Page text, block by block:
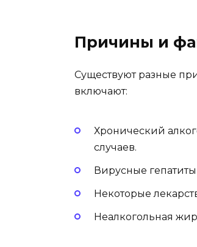
Причины и
Существуют разные
включают:
Хронический
случаев.
Вирусные
Некоторые
Неалкогольная